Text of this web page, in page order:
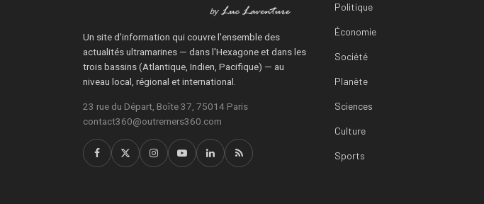
Un site d'information qui couvre l'ensemble des
actualités ultramarines — dans l'Hexagone et dans les
trois bassins (Atlantique, Indien, Pacifique) — au
niveau local, régional et international.
23 rue du Départ, Boîte 37, 75014 Paris
contact360@outremers360.com
Politique
Économie
Société
Planète
Sciences
Culture
Sports